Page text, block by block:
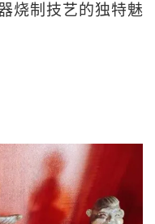
烧制技艺的独特魅